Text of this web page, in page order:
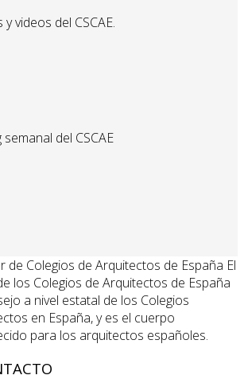
videos del CSCAE.
del CSCAE
El
los Colegios de Arquitectos de España
a nivel estatal de los Colegios
en España, y es el cuerpo
para los arquitectos españoles.